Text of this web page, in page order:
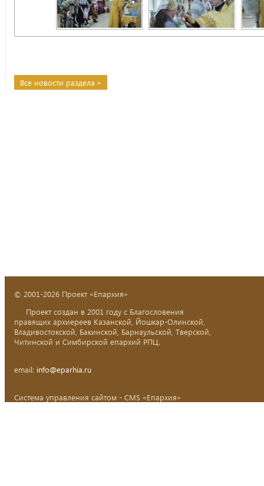
Все новости раздела »
© 2001-2026 Проект «Епархия»
Проект создан в 2001 году с Благословения
правящих архиереев Казанской, Йошкар-Олинской,
Владивостокской, Бакинской, Барнаульской, Тверской,
Читинской и Симбирской епархий РПЦ.
email: info@eparhia.ru
Система управления сайтом - CMS «Епархия»